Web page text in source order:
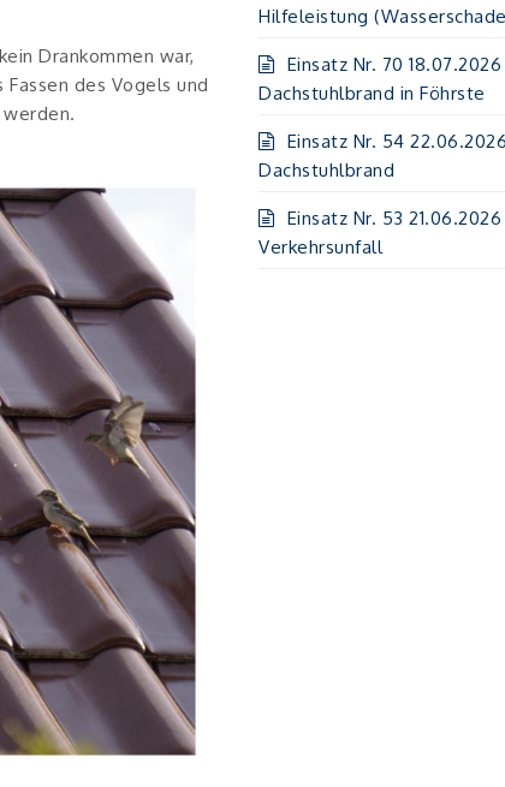
Drankommen war,
des Vogels und
Hilfeleistung
Einsatz Nr. 70
Dachstuhlbrand in Föhrste
Einsatz Nr. 54
Dachstuhlbrand
Einsatz Nr. 53
Verkehrsunfall